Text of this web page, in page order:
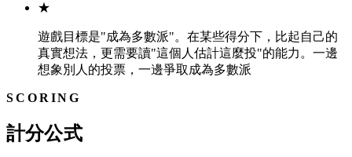
★
遊戲目標是"成為多數派"。在某些得分下，比起自己的
真實想法，更需要讀"這個人估計這麼投"的能力。一邊
想象別人的投票，一邊爭取成為多數派
SCORING
計分公式